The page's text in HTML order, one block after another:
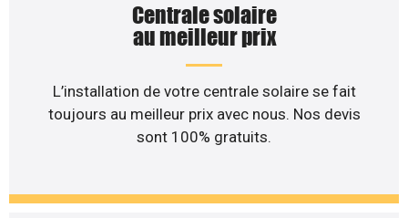
Centrale solaire
au meilleur prix
L’installation de votre centrale solaire se fait
toujours au meilleur prix avec nous. Nos devis
sont 100% gratuits.